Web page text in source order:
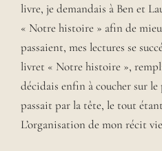
livre, je demandais à Ben et
« Notre histoire » afin de
passaient, mes lectures se
livret « Notre histoire »,
décidais enfin à coucher sur
passait par la tête, le tout
L’organisation de mon récit